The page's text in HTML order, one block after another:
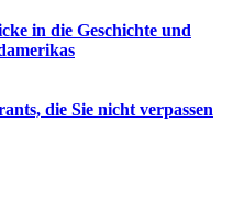
in die Geschichte und
die Sie nicht verpassen